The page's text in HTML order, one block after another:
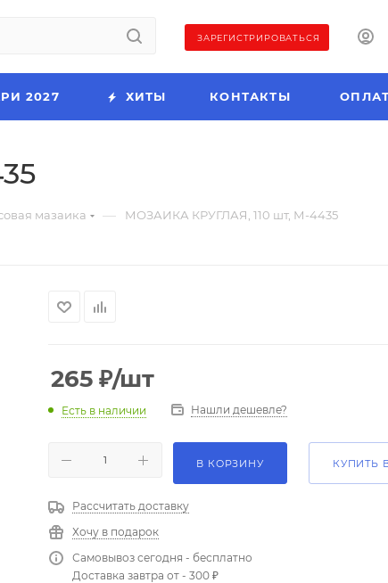
ЗАРЕГИСТРИРОВАТЬСЯ
2027 ХИТЫ КОНТАКТЫ
мазаика — МОЗАИКА КРУГЛАЯ, 110 шт, М-4435
265 ₽/шт
Есть в наличии Нашли дешевле?
В КОРЗИНУ КУПИТЬ
Рассчитать доставку
Хочу в подарок
Самовывоз сегодня - бесплатно
Доставка завтра от - 300 ₽